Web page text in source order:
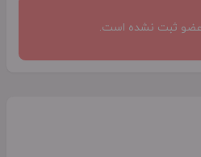
عضو ثبت نشده است.